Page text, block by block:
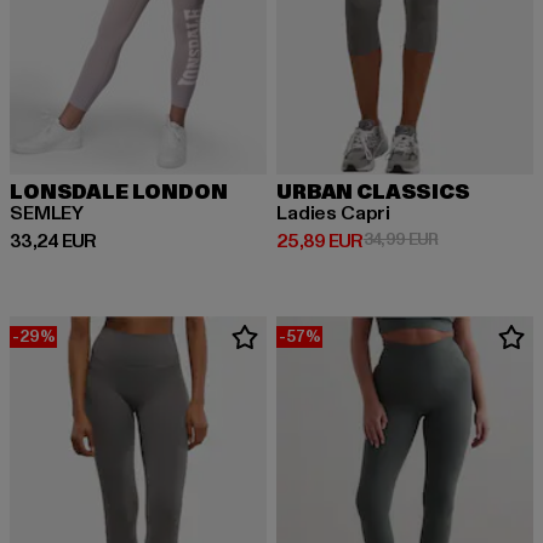
LONSDALE LONDON
SEMLEY
33,24 EUR
Derzeitiger Preis: 33,24 EUR
URBAN CLASSICS
Ladies Capri
25,89 EUR
Derzeitiger Preis: 25,89 EUR
34,99 EURAktionspreis:
-29% -57%